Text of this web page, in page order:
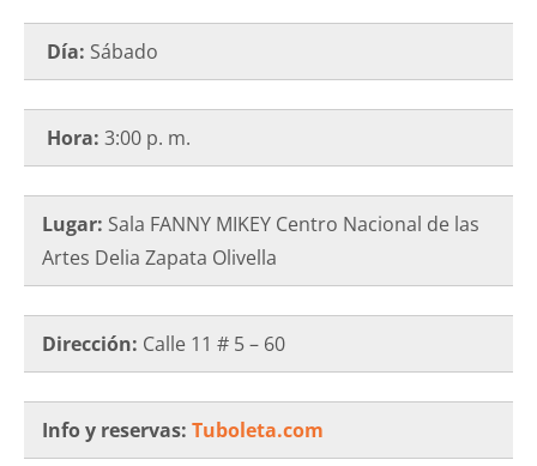
Día: Sábado
Hora: 3:00 p. m.
Lugar: Sala FANNY MIKEY Centro Nacional de las
Artes Delia Zapata Olivella
Dirección: Calle 11 # 5 – 60
Info y reservas: Tuboleta.com